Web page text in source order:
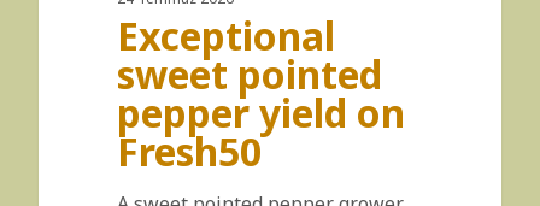
Exceptional
sweet pointed
pepper yield on
Fresh50